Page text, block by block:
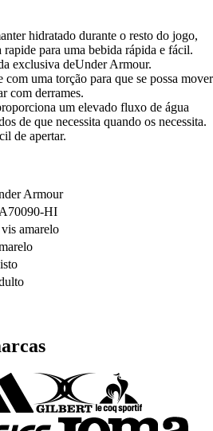
hidratado durante o resto do jogo,
rapide para uma bebida rápida e fácil.
exclusiva deUnder Armour.
uma torção para que se possa mover
com derrames.
um elevado fluxo de água
de que necessita quando os necessita.
de apertar.
Armour
HI
amarelo